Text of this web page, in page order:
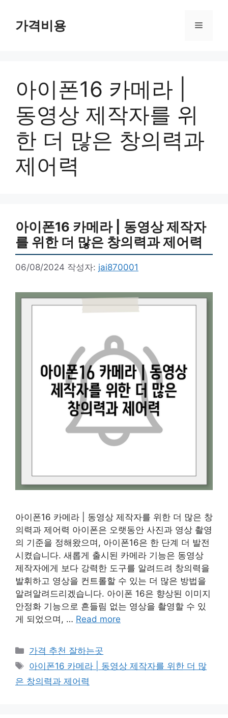
가격비용 메
아이폰16 카메라 |
동영상 제작자를 위
한 더 많은 창의력과
제어력
아이폰16 카메라 | 동영상 제작자
를 위한 더 많은 창의력과 제어력
06/08/2024 작성자: jai870001
아이폰16 카메라 | 동영상 제작자를 위한 더 많은 창
의력과 제어력 아이폰은 오랫동안 사진과 영상 촬영
의 기준을 정해왔으며, 아이폰16은 한 단계 더 발전
시켰습니다. 새롭게 출시된 카메라 기능은 동영상
제작자에게 보다 강력한 도구를 알려드려 창의력을
발휘하고 영상을 컨트롤할 수 있는 더 많은 방법을
알려알려드리겠습니다. 아이폰 16은 향상된 이미지
안정화 기능으로 흔들림 없는 영상을 촬영할 수 있
게 되었으며, … Read more
카
테
고
리
가격 추천 잘하는곳
태
그
아이폰16 카메라 | 동영상 제작자를 위한 더 많
은 창의력과 제어력